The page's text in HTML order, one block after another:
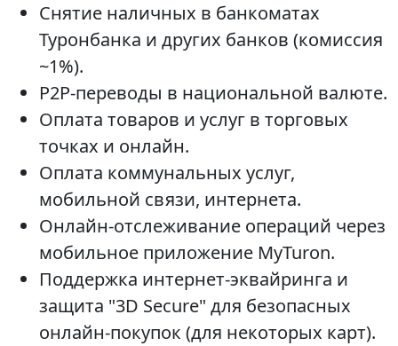
Снятие наличных в банкоматах
Туронбанка и других банков (комиссия
~1%).
P2P-переводы в национальной валюте.
Оплата товаров и услуг в торговых
точках и онлайн.
Оплата коммунальных услуг,
мобильной связи, интернета.
Онлайн-отслеживание операций через
мобильное приложение MyTuron.
Поддержка интернет-эквайринга и
защита "3D Secure" для безопасных
онлайн-покупок (для некоторых карт).